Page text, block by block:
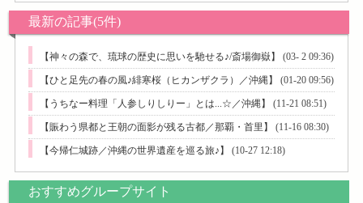
最新の記事(5件)
【神々の森で、琉球の歴史に思いを馳せる♪/斎場御嶽】 (03- 2 09:36)
【ひと足先の春の風♪緋寒桜（ヒカンザクラ）／沖縄】 (01-20 09:56)
【うちなー料理「人参しりしりー」とは...☆／沖縄】 (11-21 08:51)
【賑わう県都と王朝の面影が残る古都／那覇・首里】 (11-16 08:30)
【今帰仁城跡／沖縄の世界遺産を巡る旅♪】 (10-27 12:18)
おすすめグループサイト